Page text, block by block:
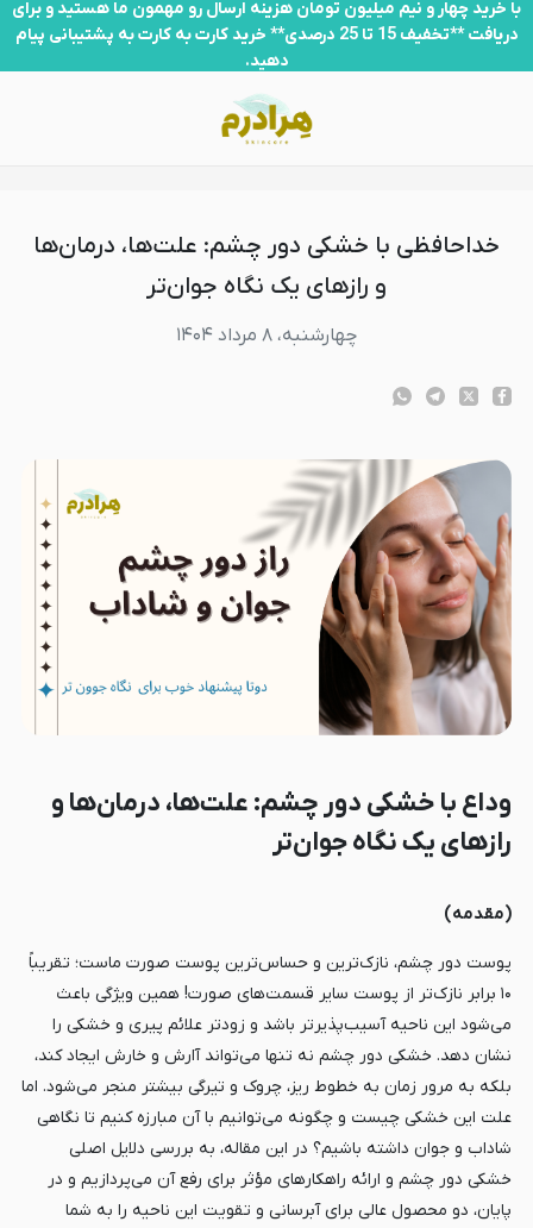
خداحافظی با خشکی دور چشم: علت‌ها، درمان‌ها و رازهای یک نگاه جوان‌تر
با خرید چهار و نیم میلیون تومان هزینه ارسال رو مهمون ما هستید و برای
دریافت **تخفیف 15 تا 25 درصدی** خرید کارت به کارت به پشتیبانی پیام
دهید.
خداحافظی با خشکی دور چشم: علت‌ها، درمان‌ها
و رازهای یک نگاه جوان‌تر
چهارشنبه، ۸ مرداد ۱۴۰۴
وداع با خشکی دور چشم: علت‌ها، درمان‌ها و
رازهای یک نگاه جوان‌تر
(مقدمه)
پوست دور چشم، نازک‌ترین و حساس‌ترین پوست صورت ماست؛ تقریباً
۱۰ برابر نازک‌تر از پوست سایر قسمت‌های صورت! همین ویژگی باعث
می‌شود این ناحیه آسیب‌پذیرتر باشد و زودتر علائم پیری و خشکی را
نشان دهد. خشکی دور چشم نه تنها می‌تواند آارش و خارش ایجاد کند،
بلکه به مرور زمان به خطوط ریز، چروک و تیرگی بیشتر منجر می‌شود. اما
علت این خشکی چیست و چگونه می‌توانیم با آن مبارزه کنیم تا نگاهی
شاداب و جوان داشته باشیم؟ در این مقاله، به بررسی دلایل اصلی
خشکی دور چشم و ارائه راهکارهای مؤثر برای رفع آن می‌پردازیم و در
پایان، دو محصول عالی برای آبرسانی و تقویت این ناحیه را به شما